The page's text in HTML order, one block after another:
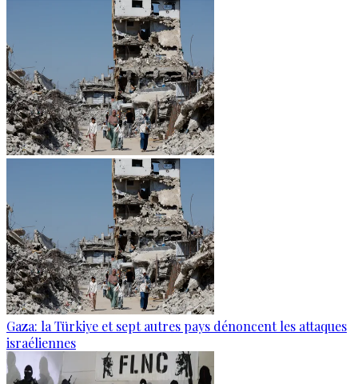
Gaza: la Türkiye et sept autres pays dénoncent les attaques
israéliennes